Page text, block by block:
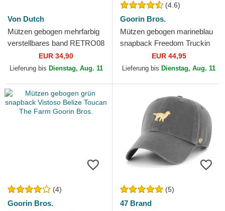
Von Dutch
Mützen gebogen mehrfarbig
verstellbares band RETRO08
von Von DutchEUR 34,90
Lieferung bis Dienstag, Aug. 11
(4.6)
Goorin Bros.
Mützen gebogen marineblau
snapback Freedom Truckin
The Farm Goorin Bros.
EUR 44,95
Lieferung bis Dienstag, Aug. 11
(4)
Goorin Bros.
(5)
47 Brand